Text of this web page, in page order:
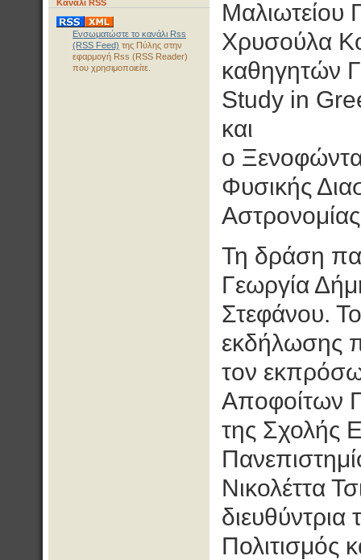
Κανάλι RSS
Ενσωματώστε το κανάλι Rss
(RSS Feed) της Πύλης στην
εφαρμογή Rss (RSS Reader)
που χρησιμοποιείτε.
Μαλιωτείου
Χρυσούλα
καθηγητών
Study in
και
ο
Φυσικής
Τη δράση
Γεωργία
Στεφάνου.
εκδήλωσης
τον
Αποφοίτων
της Σχολής
Νικολέττα
Πολιτισμός